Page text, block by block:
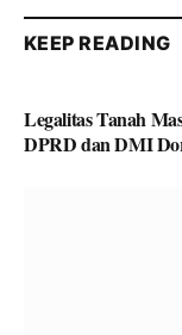
KEEP READING
Legalitas Tanah
DPRD dan DMI